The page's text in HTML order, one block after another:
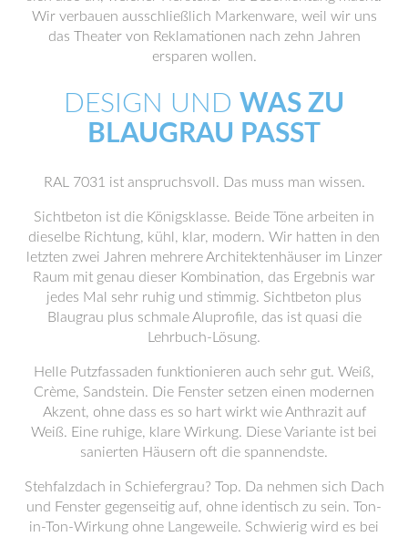
Wir verbauen ausschließlich Markenware, weil wir uns
das Theater von Reklamationen nach zehn Jahren
ersparen wollen.
DESIGN UND WAS ZU
BLAUGRAU PASST
RAL 7031 ist anspruchsvoll. Das muss man wissen.
Sichtbeton ist die Königsklasse. Beide Töne arbeiten in
dieselbe Richtung, kühl, klar, modern. Wir hatten in den
letzten zwei Jahren mehrere Architektenhäuser im Linzer
Raum mit genau dieser Kombination, das Ergebnis war
jedes Mal sehr ruhig und stimmig. Sichtbeton plus
Blaugrau plus schmale Aluprofile, das ist quasi die
Lehrbuch-Lösung.
Helle Putzfassaden funktionieren auch sehr gut. Weiß,
Crème, Sandstein. Die Fenster setzen einen modernen
Akzent, ohne dass es so hart wirkt wie Anthrazit auf
Weiß. Eine ruhige, klare Wirkung. Diese Variante ist bei
sanierten Häusern oft die spannendste.
Stehfalzdach in Schiefergrau? Top. Da nehmen sich Dach
und Fenster gegenseitig auf, ohne identisch zu sein. Ton-
in-Ton-Wirkung ohne Langeweile. Schwierig wird es bei